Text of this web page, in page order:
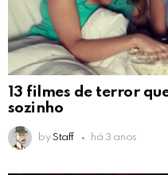
13 filmes de terror
sozinho
by Staff há 3 anos